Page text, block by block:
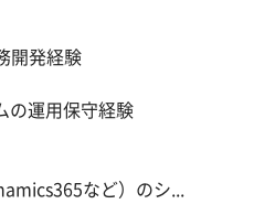
開発経験
の運用保守経験
など）のシ...